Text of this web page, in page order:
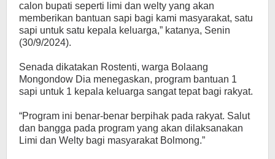
calon bupati seperti limi dan welty yang akan
memberikan bantuan sapi bagi kami masyarakat, satu
sapi untuk satu kepala keluarga,” katanya, Senin
(30/9/2024).
Senada dikatakan Rostenti, warga Bolaang
Mongondow Dia menegaskan, program bantuan 1
sapi untuk 1 kepala keluarga sangat tepat bagi rakyat.
“Program ini benar-benar berpihak pada rakyat. Salut
dan bangga pada program yang akan dilaksanakan
Limi dan Welty bagi masyarakat Bolmong.”